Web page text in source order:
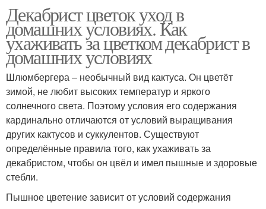
Декабрист цветок уход в
домашних условиях. Как
ухаживать за цветком декабрист в
домашних условиях
Шлюмбергера – необычный вид кактуса. Он цветёт
зимой, не любит высоких температур и яркого
солнечного света. Поэтому условия его содержания
кардинально отличаются от условий выращивания
других кактусов и суккулентов. Существуют
определённые правила того, как ухаживать за
декабристом, чтобы он цвёл и имел пышные и здоровые
стебли.
Пышное цветение зависит от условий содержания